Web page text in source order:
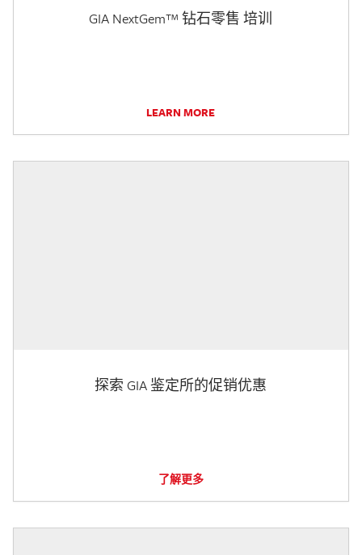
GIA NextGem™ 钻石零售 培训
LEARN MORE
探索 GIA 鉴定所的促销优惠
了解更多